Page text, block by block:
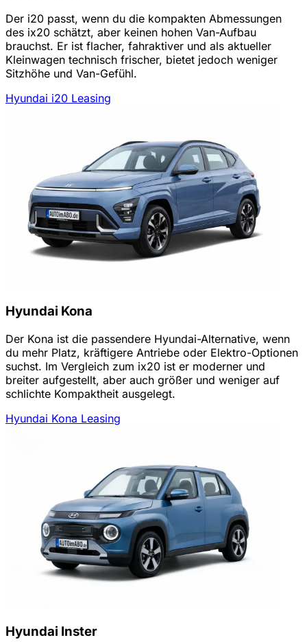
Der i20 passt, wenn du die kompakten Abmessungen
des ix20 schätzt, aber keinen hohen Van-Aufbau
brauchst. Er ist flacher, fahraktiver und als aktueller
Kleinwagen technisch frischer, bietet jedoch weniger
Sitzhöhe und Van-Gefühl.
Hyundai i20 Leasing
Hyundai Kona
Der Kona ist die passendere Hyundai-Alternative, wenn
du mehr Platz, kräftigere Antriebe oder Elektro-Optionen
suchst. Im Vergleich zum ix20 ist er moderner und
breiter aufgestellt, aber auch größer und weniger auf
schlichte Kompaktheit ausgelegt.
Hyundai Kona Leasing
Hyundai Inster